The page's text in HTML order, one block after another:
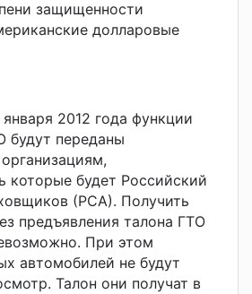
защищенности
долларовые
2012 года функции
будут переданы
которые будет Российский
(РСА). Получить
предъявления талона ГТО
При этом
автомобилей не будут
Талон они получат в